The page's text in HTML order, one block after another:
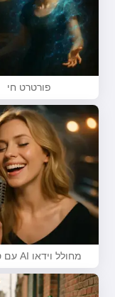
פורטרט חי
מחולל וידאו AI עם סאונד